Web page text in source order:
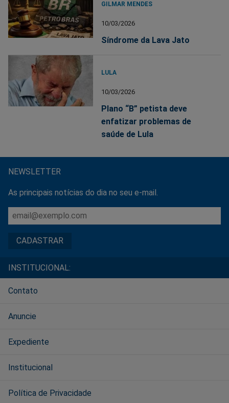
GILMAR MENDES
10/03/2026
Síndrome da Lava Jato
LULA
10/03/2026
Plano “B” petista deve
enfatizar problemas de
saúde de Lula
NEWSLETTER
As principais notícias do dia no seu e-mail.
INSTITUCIONAL:
Contato
Anuncie
Expediente
Institucional
Política de Privacidade